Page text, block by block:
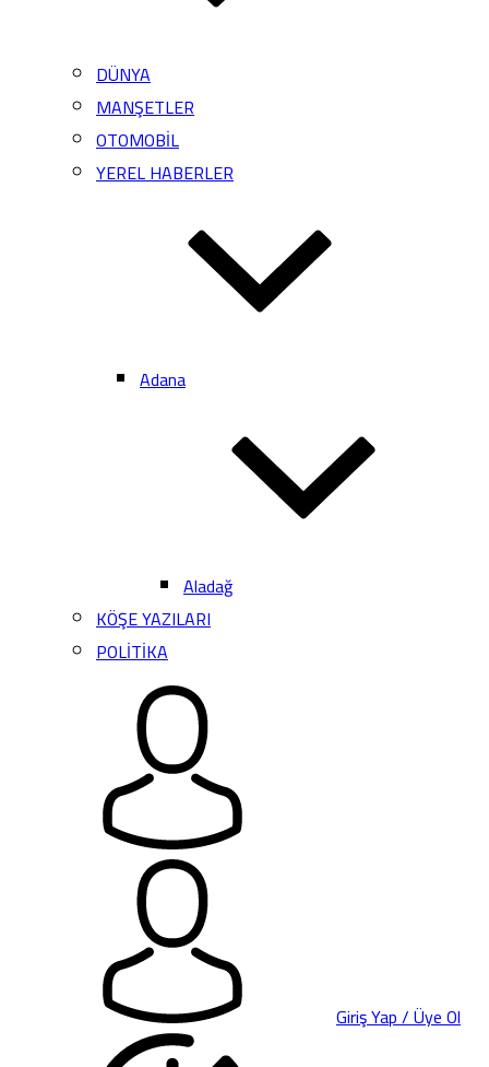
DÜNYA
MANŞETLER
OTOMOBİL
YEREL HABERLER
Adana
Aladağ
KÖŞE YAZILARI
POLİTİKA
Giriş Yap / Üye Ol